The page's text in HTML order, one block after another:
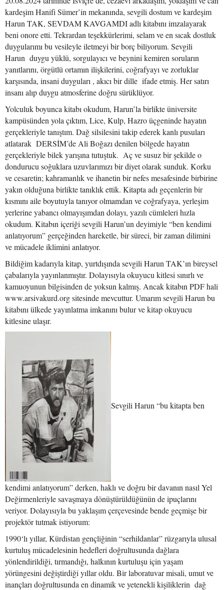
kardeşim Hanifi Sümer’in mekanında, sevgili dostum ve kardeşim
Harun TAK, SEVDAM KAVGAMDI adlı kitabını imzalayarak
beni onore etti. Tekrardan teşekkürlerimi, selam ve en sıcak dostluk
duygularımı bu vesileyle iletmeyi bir borç biliyorum. Sevgili
Harun duygu yüklü, sorgulayıcı ve beynini kemiren soruların
yanıtlarını, örgütlü ortamın ilişkilerini, coğrafyayı ve zorluklar
karşısında, insani duyguları , akıcı bir dille ifade etmiş. Her satırı
insanı alıp duygu atmosferine doğru sürüklüyor.
Yolculuk boyunca kitabı okudum, Harun’la birlikte üniversite
kampüsünden yola çıktım, Lice, Kulp, Hazro üçgeninde hayatın
gerçekleriyle tanıştım. Dağ silsilesini takip ederek kanlı pusuları
atlatarak DERSİM’de Ali Boğazı denilen bölgede hayatın
gerçekleriyle bilek yarışına tutuştuk. Aç ve susuz bir şekilde o
dondurucu soğuklara uzuvlarımızı bir diyet olarak sunduk. Korku
ve cesaretin; kahramanlık ve ihanetin bir nefes mesafesinde birbirine
yakın olduğuna birlikte tanıklık ettik. Kitapta adı geçenlerin bir
kısmını aile boyutuyla tanıyor olmamdan ve coğrafyaya, yerleşim
yerlerine yabancı olmayışımdan dolayı, yazılı cümleleri hızla
okudum. Kitabın içeriği sevgili Harun’un deyimiyle “ben kendimi
anlatıyorum” gerçeğinden hareketle, bir süreci, bir zaman dilimini
ve mücadele iklimini anlatıyor.
Bildiğim kadarıyla kitap, yurtdışında sevgili Harun TAK’ın bireysel
çabalarıyla yayınlanmıştır. Dolayısıyla okuyucu kitlesi sınırlı ve
kamuoyunun bilgisinden de yoksun kalmış. Ancak kitabın PDF hali
www.arsivakurd.org sitesinde mevcuttur. Umarım sevgili Harun bu
kitabını ülkede yayınlatma imkanını bulur ve kitap okuyucu
kitlesine ulaşır.
Sevgili Harun “bu kitapta ben
kendimi anlatıyorum” derken, haklı ve doğru bir davanın nasıl Yel
Değirmenleriyle savaşmaya dönüştürüldüğünün de ipuçlarını
veriyor. Dolayısıyla bu yaklaşım çerçevesinde bende geçmişe bir
projektör tutmak istiyorum:
1990‘lı yıllar, Kürdistan gençliğinin “serhildanlar” rüzgarıyla ulusal
kurtuluş mücadelesinin hedefleri doğrultusunda dağlara
yönlendirildiği, tırmandığı, halkının kurtuluşu için yaşam
yörüngesini değiştirdiği yıllar oldu. Bir laboratuvar misali, umut ve
inançları doğrultusunda en dinamik ve yetenekli kişiliklerin dağ